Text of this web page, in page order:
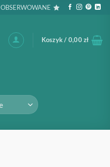
OBSERWOWANE
Koszyk / 0,00zł